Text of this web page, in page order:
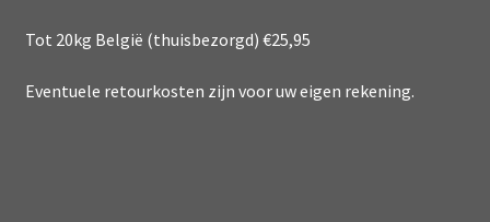
Tot 20kg België (thuisbezorgd) €25,95
Eventuele retourkosten zijn voor uw eigen rekening.